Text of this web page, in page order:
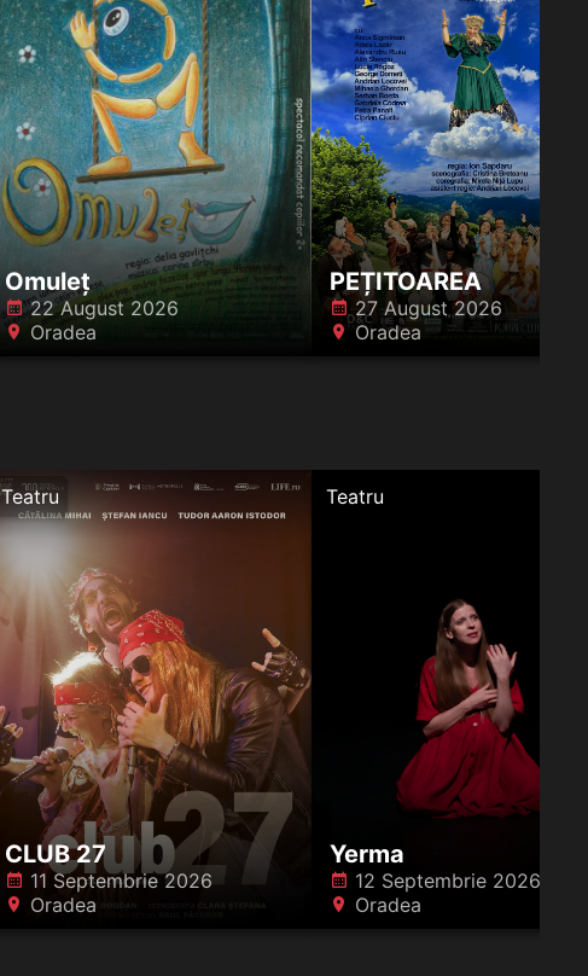
Omuleț
󰸗 22 August 2026
󰍎 Oradea
PEȚITOAREA
󰸗 27 August 2026
󰍎 Oradea
Teatru
CLUB 27
󰸗 11 Septembrie 2026
󰍎 Oradea
Teatru
Yerma
󰸗 12 Septembrie 2026
󰍎 Oradea